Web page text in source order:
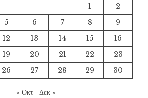
1
2
5 6 7 8
9
12 13 14 15
16
19 20 21 22
23
26 27 28 29 30
« Οκτ Δεκ »